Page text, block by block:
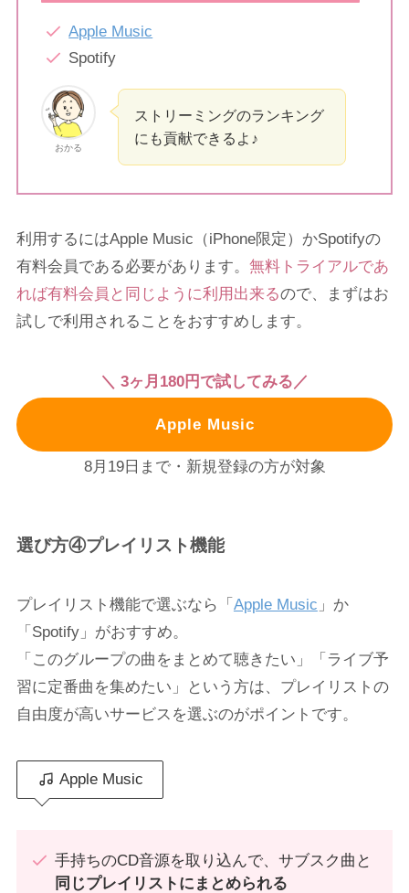
Apple Music
Spotify
おかる
ストリーミングのランキング
にも貢献できるよ♪
利用するにはApple Music（iPhone限定）かSpotifyの
有料会員である必要があります。 無料トライアルであ
れば有料会員と同じように利用出来るので、まずはお
試しで利用されることをおすすめします。
＼ 3ヶ月180円で試してみる／
Apple Music
8月19日まで・新規登録の方が対象
選び方④プレイリスト機能
プレイリスト機能で選ぶなら「 Apple Music 」か
「Spotify」がおすすめ。
「このグループの曲をまとめて聴きたい」「ライブ予
習に定番曲を集めたい」という方は、プレイリストの
自由度が高いサービスを選ぶのがポイントです。
Apple Music
手持ちのCD音源を取り込んで、サブスク曲と
同じプレイリストにまとめられる